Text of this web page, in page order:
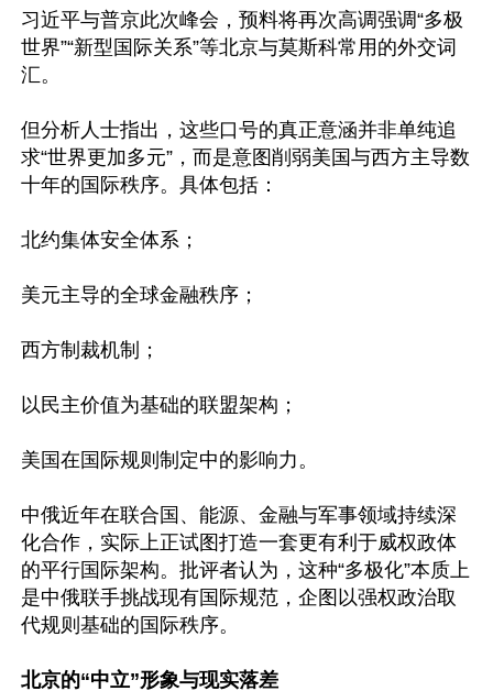
习近平与普京此次峰会，预料将再次高调强调“多极
世界”“新型国际关系”等北京与莫斯科常用的外交词
汇。
但分析人士指出，这些口号的真正意涵并非单纯追
求“世界更加多元”，而是意图削弱美国与西方主导数
十年的国际秩序。具体包括：
北约集体安全体系；
美元主导的全球金融秩序；
西方制裁机制；
以民主价值为基础的联盟架构；
美国在国际规则制定中的影响力。
中俄近年在联合国、能源、金融与军事领域持续深
化合作，实际上正试图打造一套更有利于威权政体
的平行国际架构。批评者认为，这种“多极化”本质上
是中俄联手挑战现有国际规范，企图以强权政治取
代规则基础的国际秩序。
北京的“中立”形象与现实落差